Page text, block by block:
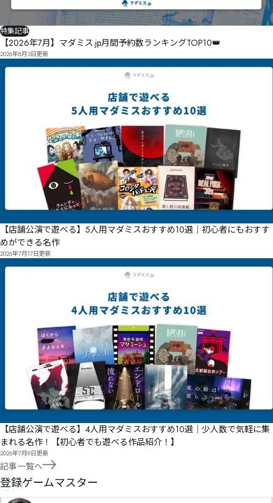
特集記事
【2026年7月】マダミス.jp月間予約数ランキングTOP10👑
2026年8月3日更新
【店舗公演で遊べる】5人用マダミスおすすめ10選｜初心者にもおすす
めができる名作
2026年7月17日更新
【店舗公演で遊べる】4人用マダミスおすすめ10選｜少人数で気軽に集
まれる名作！【初心者でも遊べる作品紹介！】
2026年7月9日更新
記事一覧へ
GM
登録ゲームマスター